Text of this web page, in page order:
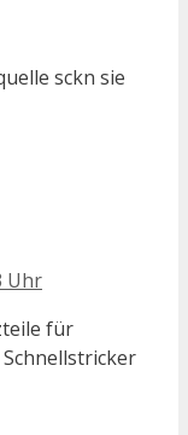
sckn sie
Uhr
für